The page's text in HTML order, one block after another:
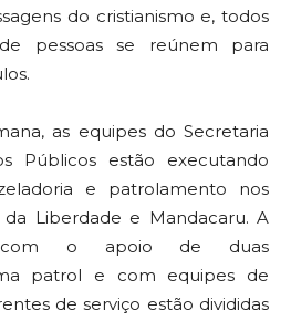
do cristianismo e, todos
pessoas se reúnem para
as equipes do Secretaria
Públicos estão executando
e patrolamento nos
da Liberdade e Mandacaru. A
com o apoio de duas
patrol e com equipes de
de serviço estão divididas